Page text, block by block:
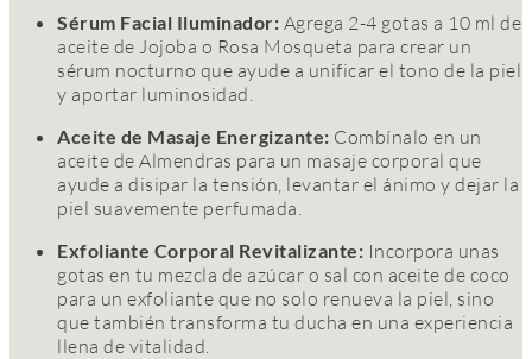
Sérum Facial Iluminador: Agrega 2-4 gotas a 10 ml de
aceite de Jojoba o Rosa Mosqueta para crear un
sérum nocturno que ayude a unificar el tono de la piel
y aportar luminosidad.
Aceite de Masaje Energizante: Combínalo en un
aceite de Almendras para un masaje corporal que
ayude a disipar la tensión, levantar el ánimo y dejar la
piel suavemente perfumada.
Exfoliante Corporal Revitalizante: Incorpora unas
gotas en tu mezcla de azúcar o sal con aceite de coco
para un exfoliante que no solo renueva la piel, sino
que también transforma tu ducha en una experiencia
llena de vitalidad.